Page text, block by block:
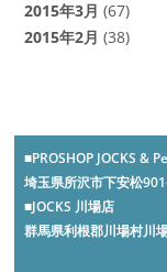
2015年3月 (67)
2015年2月 (38)
■PROSHOP JOCKS &
埼玉県所沢市下安松
■JOCKS 川場店
群馬県利根郡川場村川